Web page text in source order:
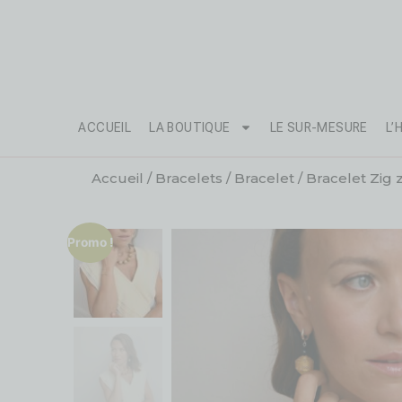
ACCUEIL LA BOUTIQUE LE SUR-MESURE
Accueil / Bracelets / Bracelet / Bracelet Zig
Promo !